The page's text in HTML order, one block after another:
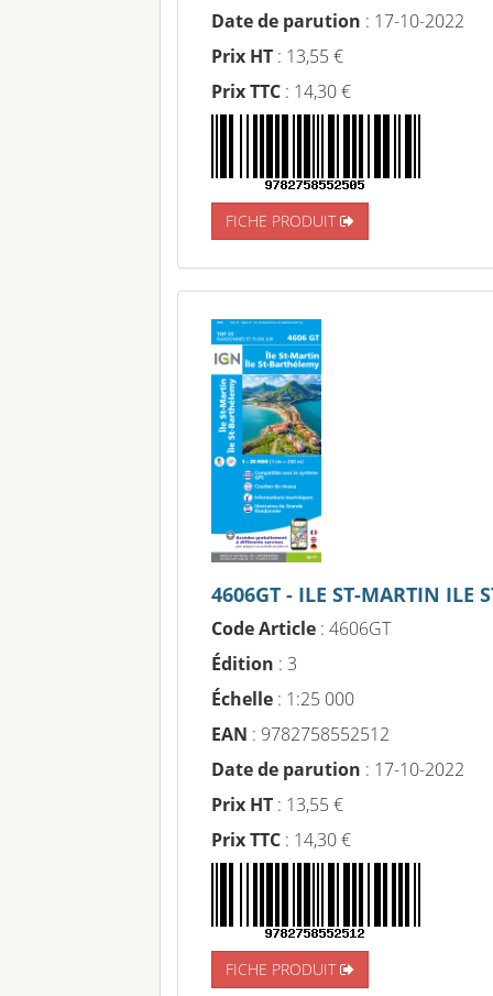
Date de parution : 17-10-2022
Prix HT : 13,55 €
Prix TTC : 14,30 €
FICHE PRODUIT
4606GT - ILE ST-MARTIN ILE
Code Article : 4606GT
Édition : 3
Échelle : 1:25 000
EAN : 9782758552512
Date de parution : 17-10-2022
Prix HT : 13,55 €
Prix TTC : 14,30 €
FICHE PRODUIT